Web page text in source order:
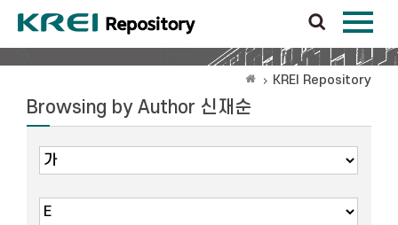
KREI Repository
Browsing by Author 신재순